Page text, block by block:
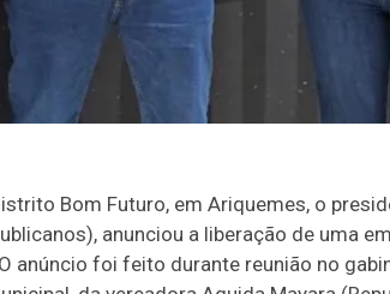
Bom Futuro, em Ariquemes, o
anunciou a liberação de uma
anúncio foi feito durante reunião no